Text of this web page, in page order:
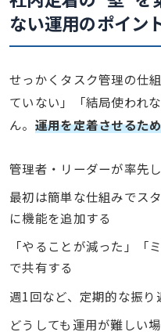
ない運用のポイン
せっかくタスク管理の仕
ていない」「結局使われ
ん。 運用を定着させるた
管理者・リーダーが率先
最初は簡単な仕組みでス
に機能を追加する
「やることが減った」「
で共有する
週1回など、定期的な振
どうしても運用が難しい